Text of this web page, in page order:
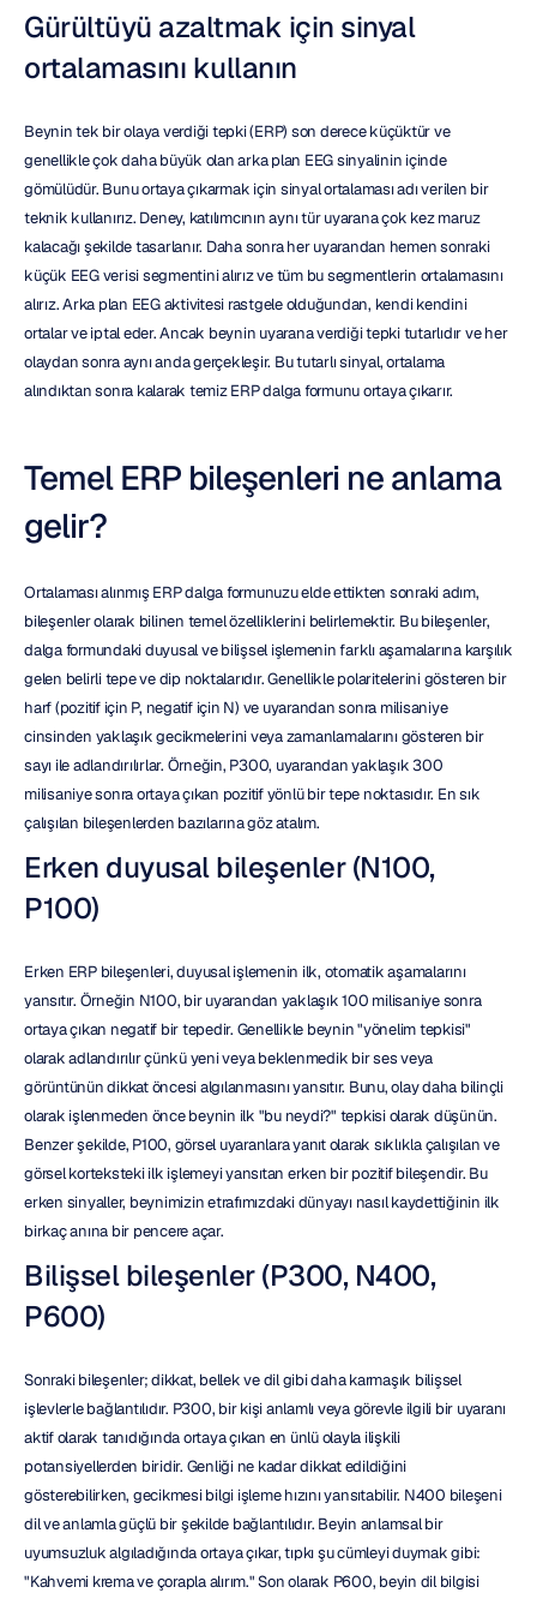
Gürültüyü azaltmak için sinyal
ortalamasını kullanın
Beynin tek bir olaya verdiği tepki (ERP) son derece küçüktür ve
genellikle çok daha büyük olan arka plan EEG sinyalinin içinde
gömülüdür. Bunu ortaya çıkarmak için sinyal ortalaması adı verilen bir
teknik kullanırız. Deney, katılımcının aynı tür uyarana çok kez maruz
kalacağı şekilde tasarlanır. Daha sonra her uyarandan hemen sonraki
küçük EEG verisi segmentini alırız ve tüm bu segmentlerin ortalamasını
alırız. Arka plan EEG aktivitesi rastgele olduğundan, kendi kendini
ortalar ve iptal eder. Ancak beynin uyarana verdiği tepki tutarlıdır ve her
olaydan sonra aynı anda gerçekleşir. Bu tutarlı sinyal, ortalama
alındıktan sonra kalarak temiz ERP dalga formunu ortaya çıkarır.
Temel ERP bileşenleri ne anlama
gelir?
Ortalaması alınmış ERP dalga formunuzu elde ettikten sonraki adım,
bileşenler olarak bilinen temel özelliklerini belirlemektir. Bu bileşenler,
dalga formundaki duyusal ve bilişsel işlemenin farklı aşamalarına karşılık
gelen belirli tepe ve dip noktalarıdır. Genellikle polaritelerini gösteren bir
harf (pozitif için P, negatif için N) ve uyarandan sonra milisaniye
cinsinden yaklaşık gecikmelerini veya zamanlamalarını gösteren bir
sayı ile adlandırılırlar. Örneğin, P300, uyarandan yaklaşık 300
milisaniye sonra ortaya çıkan pozitif yönlü bir tepe noktasıdır. En sık
çalışılan bileşenlerden bazılarına göz atalım.
Erken duyusal bileşenler (N100,
P100)
Erken ERP bileşenleri, duyusal işlemenin ilk, otomatik aşamalarını
yansıtır. Örneğin N100, bir uyarandan yaklaşık 100 milisaniye sonra
ortaya çıkan negatif bir tepedir. Genellikle beynin "yönelim tepkisi"
olarak adlandırılır çünkü yeni veya beklenmedik bir ses veya
görüntünün dikkat öncesi algılanmasını yansıtır. Bunu, olay daha bilinçli
olarak işlenmeden önce beynin ilk "bu neydi?" tepkisi olarak düşünün.
Benzer şekilde, P100, görsel uyaranlara yanıt olarak sıklıkla çalışılan ve
görsel korteksteki ilk işlemeyi yansıtan erken bir pozitif bileşendir. Bu
erken sinyaller, beynimizin etrafımızdaki dünyayı nasıl kaydettiğinin ilk
birkaç anına bir pencere açar.
Bilişsel bileşenler (P300, N400,
P600)
Sonraki bileşenler; dikkat, bellek ve dil gibi daha karmaşık bilişsel
işlevlerle bağlantılıdır. P300, bir kişi anlamlı veya görevle ilgili bir uyaranı
aktif olarak tanıdığında ortaya çıkan en ünlü olayla ilişkili
potansiyellerden biridir. Genliği ne kadar dikkat edildiğini
gösterebilirken, gecikmesi bilgi işleme hızını yansıtabilir. N400 bileşeni
dil ve anlamla güçlü bir şekilde bağlantılıdır. Beyin anlamsal bir
uyumsuzluk algıladığında ortaya çıkar, tıpkı şu cümleyi duymak gibi:
"Kahvemi krema ve çorapla alırım." Son olarak P600, beyin dil bilgisi